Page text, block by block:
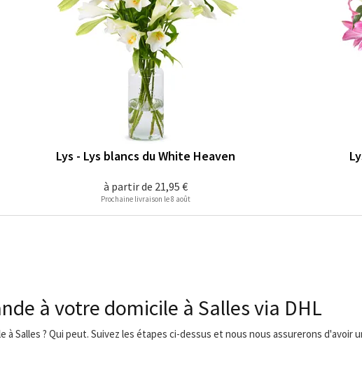
à partir de 21,95 €
Lys - Lys blancs du White Heaven
Prochaine livraison le 8 août
à votre domicile à Salles via DHL
Salles ? Qui peut. Suivez les étapes ci-dessus et nous nous assurerons d'avoir